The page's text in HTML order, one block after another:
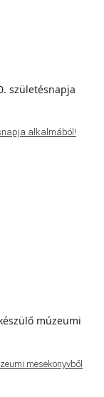
alkalmából!
mesekönyvből